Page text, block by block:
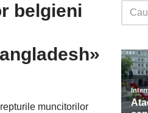
belgieni
muncitorilor